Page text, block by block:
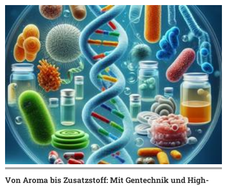
Von Aroma bis Zusatzstoff: Mit Gentechnik und High-